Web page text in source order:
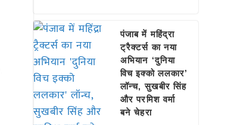
पंजाब में महिंद्रा
ट्रैक्टर्स का नया
अभियान ‘दुनिया
विच इक्को ललकार’
लॉन्च, सुखबीर सिंह
और परमिश वर्मा
बने चेहरा